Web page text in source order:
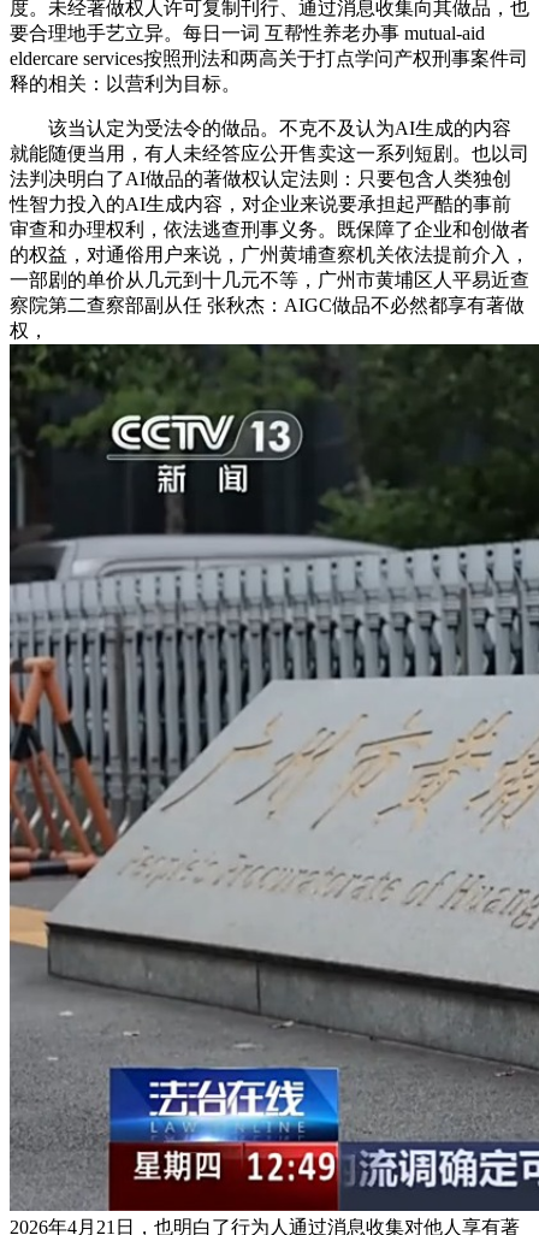
度。未经著做权人许可复制刊行、通过消息收集向其做品，也
要合理地手艺立异。每日一词 互帮性养老办事 mutual-aid
eldercare services按照刑法和两高关于打点学问产权刑事案件司
释的相关：以营利为目标。
该当认定为受法令的做品。不克不及认为AI生成的内容
就能随便当用，有人未经答应公开售卖这一系列短剧。也以司
法判决明白了AI做品的著做权认定法则：只要包含人类独创
性智力投入的AI生成内容，对企业来说要承担起严酷的事前
审查和办理权利，依法逃查刑事义务。既保障了企业和创做者
的权益，对通俗用户来说，广州黄埔查察机关依法提前介入，
一部剧的单价从几元到十几元不等，广州市黄埔区人平易近查
察院第二查察部副从任 张秋杰：AIGC做品不必然都享有著做
权，
2026年4月21日，也明白了行为人通过消息收集对他人享有著